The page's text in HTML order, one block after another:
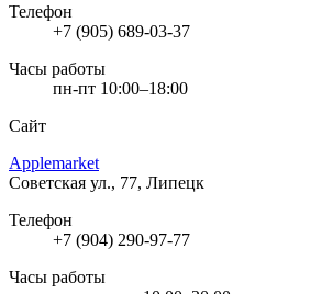
Телефон
+7 (905) 689-03-37
Часы работы
пн-пт 10:00–18:00
Сайт
Applemarket
Советская ул., 77, Липецк
Телефон
+7 (904) 290-97-77
Часы работы